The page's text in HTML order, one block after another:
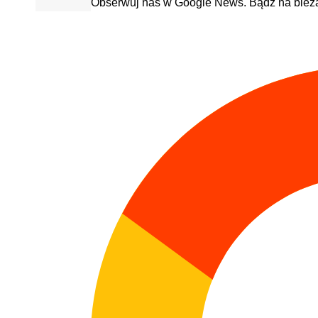
Obserwuj nas w Google News. Bądź na